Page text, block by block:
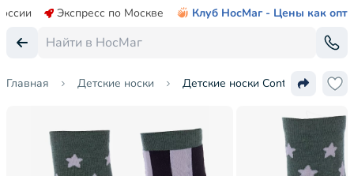
Экспресс по Москве Клуб НосМаг - Цены как опт
Главная Детские носки Детские носки Conte kids